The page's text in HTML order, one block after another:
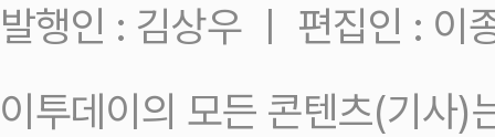
발행인 : 김상우 ㅣ 편집인 : 이
이투데이의 모든 콘텐츠(기사)